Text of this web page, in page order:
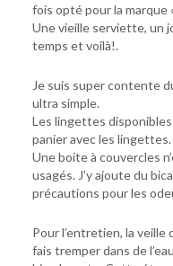
fois opté pour la marque
Une vieille serviette, un
temps et voilà!.
Je suis super contente
ultra simple.
Les lingettes
panier avec les lingettes.
Une boite à couvercles
usagés. J’y ajoute du
précautions pour les
Pour l’entretien, la veille
fais tremper dans de